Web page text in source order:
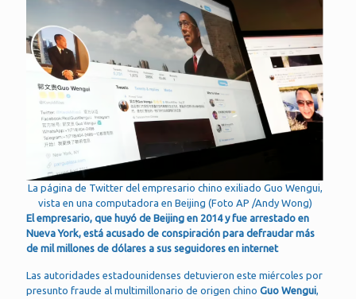
La página de Twitter del empresario chino exiliado Guo Wengui,
vista en una computadora en Beijing (Foto AP /Andy Wong)
El empresario, que huyó de Beijing en 2014 y fue arrestado en
Nueva York, está acusado de conspiración para defraudar más
de mil millones de dólares a sus seguidores en internet
Las autoridades estadounidenses detuvieron este miércoles por
presunto fraude al multimillonario de origen chino Guo Wengui,